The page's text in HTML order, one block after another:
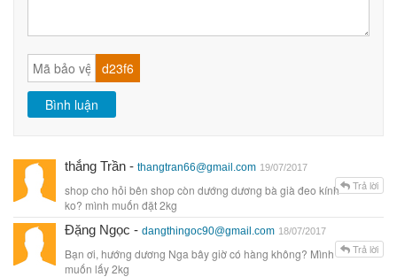
thắng Trần - thangtran66@gmail.com 19/07/2017
shop cho hỏi bên shop còn dướng dương bà già đeo kính
ko? mình muốn đặt 2kg
Trả lời
Đặng Ngọc - dangthingoc90@gmail.com 18/07/2017
Bạn ơi, hướng dương Nga bây giờ có hàng không? Mình
muốn lấy 2kg
Trả lời